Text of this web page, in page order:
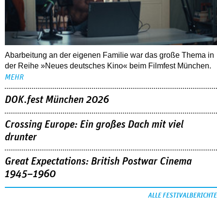
Abarbeitung an der eigenen Familie war das große Thema in
der Reihe »Neues deutsches Kino« beim Filmfest München.
MEHR
DOK.fest München 2026
Crossing Europe: Ein großes Dach mit viel
drunter
Great Expectations: British Postwar Cinema
1945–1960
ALLE FESTIVALBERICHTE